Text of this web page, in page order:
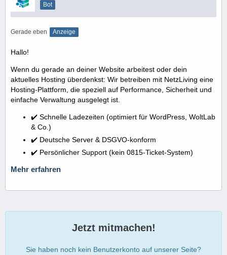
Bot
Gerade eben Anzeige
Hallo!
Wenn du gerade an deiner Website arbeitest oder dein
aktuelles Hosting überdenkst: Wir betreiben mit NetzLiving eine
Hosting-Plattform, die speziell auf Performance, Sicherheit und
einfache Verwaltung ausgelegt ist.
✔️ Schnelle Ladezeiten (optimiert für WordPress, WoltLab
& Co.)
✔️ Deutsche Server & DSGVO-konform
✔️ Persönlicher Support (kein 0815-Ticket-System)
Mehr erfahren
Jetzt mitmachen!
Sie haben noch kein Benutzerkonto auf unserer Seite?